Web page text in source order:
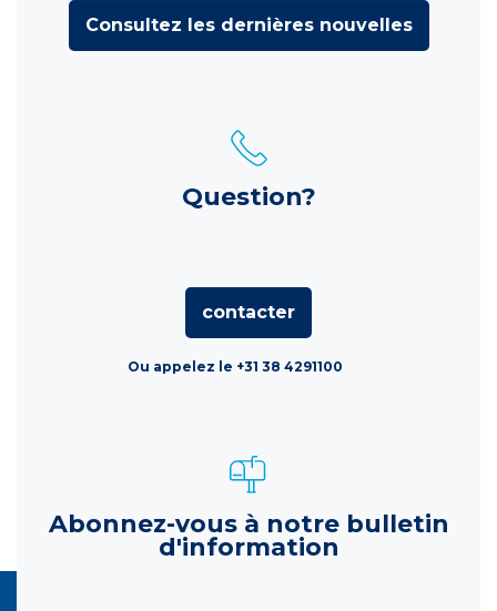
Consultez les dernières nouvelles
Question?
contacter
Ou appelez le +31 38 4291100
Abonnez-vous à notre bulletin
d'information